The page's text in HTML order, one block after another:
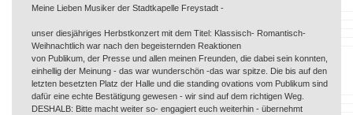
Meine Lieben Musiker der Stadtkapelle Freystadt -
unser diesjähriges Herbstkonzert mit dem Titel: Klassisch- Romantisch-
Weihnachtlich war nach den begeisternden Reaktionen
von Publikum, der Presse und allen meinen Freunden, die dabei sein konnten,
einhellig der Meinung - das war wunderschön -das war spitze. Die bis auf den
letzten besetzten Platz der Halle und die standing ovations vom Publikum sind
dafür eine echte Bestätigung gewesen - wir sind auf dem richtigen Weg.
DESHALB: Bitte macht weiter so- engagiert euch weiterhin - übernehmt